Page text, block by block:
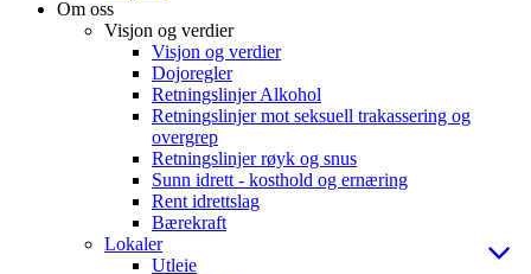
Om oss
Visjon og verdier
Visjon og verdier
Dojoregler
Retningslinjer Alkohol
Retningslinjer mot seksuell trakassering og
overgrep
Retningslinjer røyk og snus
Sunn idrett - kosthold og ernæring
Rent idrettslag
Bærekraft
Lokaler
Utleie